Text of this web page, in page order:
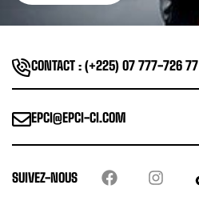
CONTACT : (+225) 07 777-726 77
EPCI@EPCI-CI.COM
SUIVEZ-NOUS